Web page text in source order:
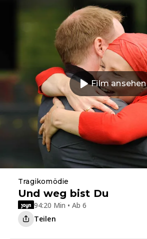
Film ansehen
Tragikomödie
Und weg bist Du
94:20 Min • Ab 6
Teilen